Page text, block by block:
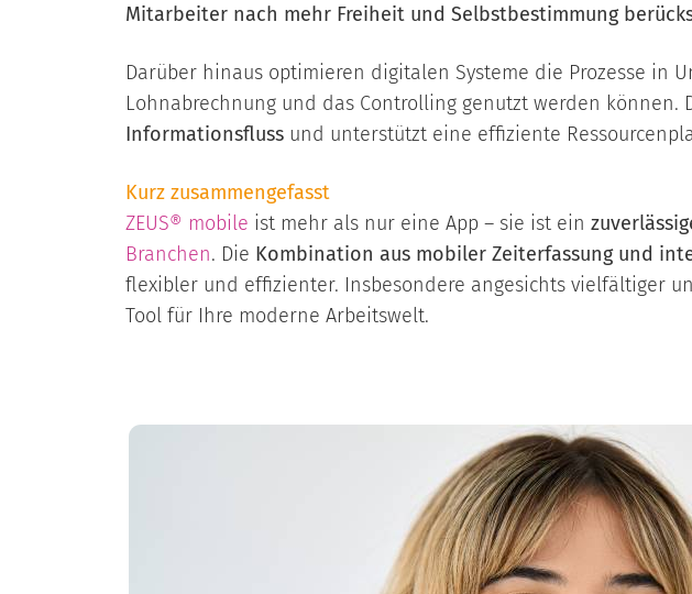
Mitarbeiter nach mehr Freiheit und Selbstbestimmung
Darüber hinaus optimieren digitalen Systeme die Prozesse
Lohnabrechnung und das Controlling genutzt werden
Informationsfluss und unterstützt eine effiziente
Kurz zusammengefasst
ZEUS® mobile ist mehr als nur eine App – sie ist ein
Branchen. Die Kombination aus mobiler Zeiterfassung und
flexibler und effizienter. Insbesondere angesichts vielfältiger
Tool für Ihre moderne Arbeitswelt.